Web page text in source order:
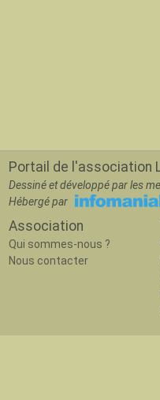
Portail de l'association
Dessiné et développé par les
Hébergé par
Association
Qui sommes-nous ?
Nous contacter